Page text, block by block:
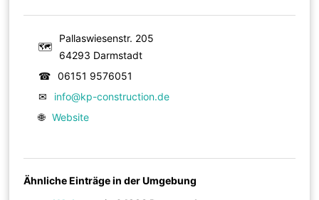
🗺
Pallaswiesenstr. 205
64293 Darmstadt
☎
06151 9576051
✉
info@kp-construction.de
🌐 Website
Ähnliche Einträge in der Umgebung